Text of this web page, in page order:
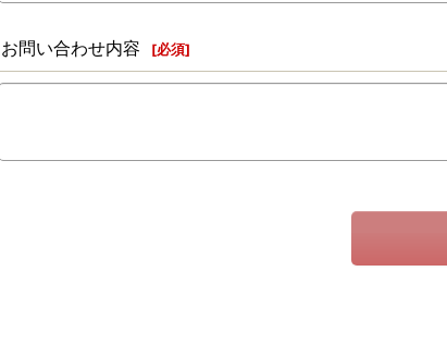
お問い合わせ内容 [必須]